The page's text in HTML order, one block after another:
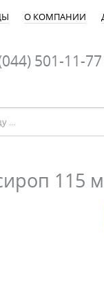
О КОМПАНИИ
501-11-77
115